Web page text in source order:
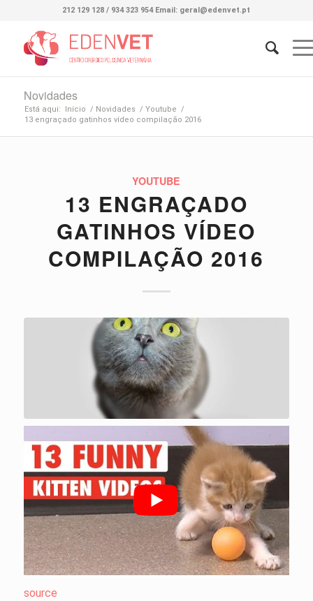
212 129 128 / 934 323 954 Email: geral@edenvet.pt
Novidades
Está aqui: Início / Novidades / Youtube /
13 engraçado gatinhos vídeo compilação 2016
YOUTUBE
13 ENGRAÇADO
GATINHOS VÍDEO
COMPILAÇÃO 2016
source